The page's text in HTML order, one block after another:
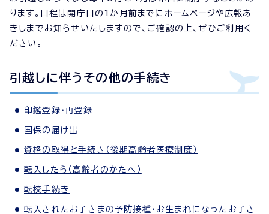
ります。日程は開庁日の1か月前までにホームページや広報あ
きしまでお知らせいたしますので、ご確認の上、ぜひご利用く
ださい。
引越しに伴うその他の手続き
印鑑登録・再登録
国保の届け出
資格の取得と手続き（後期高齢者医療制度）
転入したら（高齢者のかたへ）
転校手続き
転入されたお子さまの予防接種・お生まれになったお子さ